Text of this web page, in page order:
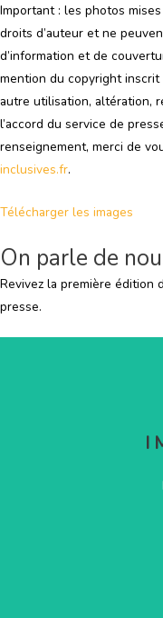
Important : les photos
droits d’auteur et ne
d’information et de
mention du copyright
autre utilisation, altération,
l’accord du service de
renseignement, merci de
inclusives.fr.
Télécharger les images
On parle de
Revivez la première édition
presse.
I